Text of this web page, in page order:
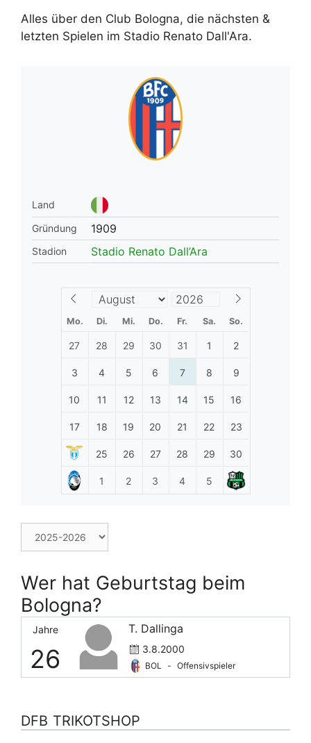
Alles über den Club Bologna, die nächsten &
letzten Spielen im Stadio Renato Dall'Ara.
Land
Gründung
1909
Stadion Stadio Renato Dall’Ara
Mo. Di. Mi. Do. Fr. Sa. So.
27 28 29 30 31 1 2
3 4 5 6 7 8 9
10 11 12 13 14 15 16
17 18 19 20 21 22 23
25 26 27 28 29 30
1 2 3 4 5
Wer hat Geburtstag beim
Bologna?
Jahre
26
T. Dallinga
3.8.2000
BOL - Offensivspieler
DFB TRIKOTSHOP